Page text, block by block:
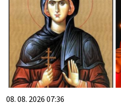
08. 08. 2026 07:36